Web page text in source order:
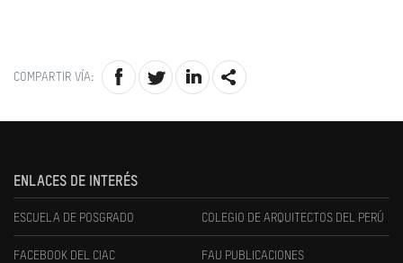
COMPARTIR VÍA:
ENLACES DE INTERÉS
ESCUELA DE POSGRADO COLEGIO DE ARQUITECTOS DEL PERÚ
FACEBOOK DEL CIAC FAU PUBLICACIONES